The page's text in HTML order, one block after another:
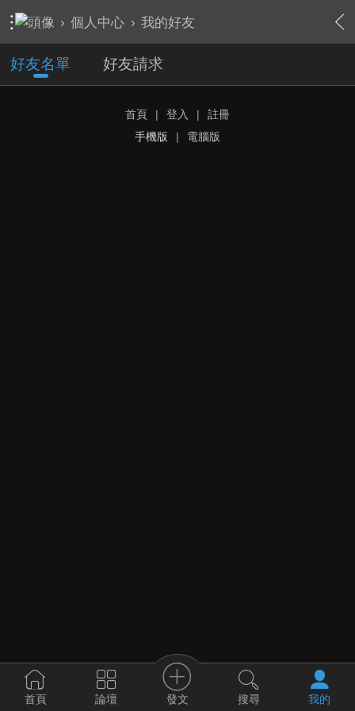
› 個人中心 › 我的好友
好友名單 好友請求
首頁 | 登入 |
註冊
手機版
| 電腦版
首頁 論壇 發文 搜尋 我的